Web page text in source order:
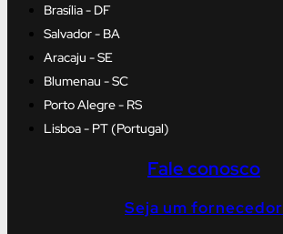
Brasília - DF
Salvador - BA
Aracaju - SE
Blumenau - SC
Porto Alegre - RS
Lisboa - PT (Portugal)
Fale conosco
Seja um fornecedor